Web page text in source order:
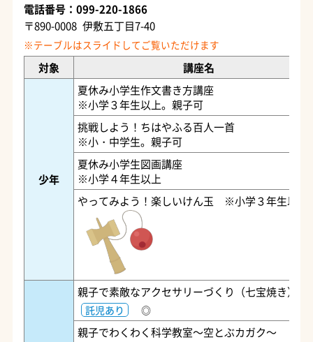
電話番号：099-220-1866
〒890-0008 伊敷五丁目7-40
対象 講座名
少年
夏休み小学生作文書き方講座
※小学３年生以上。親子可
挑戦しよう！ちはやふる百人一首
※小・中学生。親子可
夏休み小学生図画講座
※小学４年生以上
やってみよう！楽しいけん玉 ※小学３年生以上
親子で素敵なアクセサリーづくり（七宝焼き）
託児あり ◎
親子でわくわく科学教室～空とぶカガク～